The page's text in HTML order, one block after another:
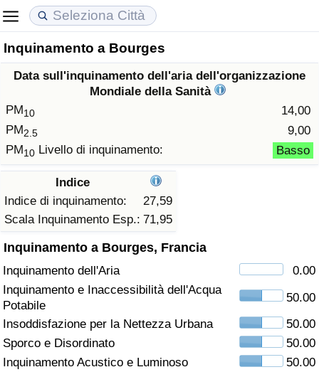
Inquinamento a Bourges
Data sull'inquinamento dell'aria dell'organizzazione
Mondiale della Sanità
PM10
14,00
PM2.5
9,00
PM10 Livello di inquinamento: Basso
Indice
Indice di inquinamento:
27,59
Scala Inquinamento Esp.: 71,95
Inquinamento a Bourges, Francia
Inquinamento dell'Aria
0.00
Inquinamento e Inaccessibilità dell'Acqua
Potabile
50.00
Insoddisfazione per la Nettezza Urbana
50.00
Sporco e Disordinato
50.00
Inquinamento Acustico e Luminoso
50.00
Costo della vita
Indice Del Costo Della Vita (corrente)
Indice Del Costo Della Vita
ad Aqaba
Prezzi degli immobili
Indice del Prezzo delle Case (Corrente)
Indice del Prezzo delle Case
Qualità della Vita
Indice della Qualità della Vita
Indice della Qualità della Vita (Corrente)
Criminalità
Indice del Tasso di Criminalità (Corrente)
Indice della Criminalità
Indice di criminalità per paese
Assistenza Sanitaria